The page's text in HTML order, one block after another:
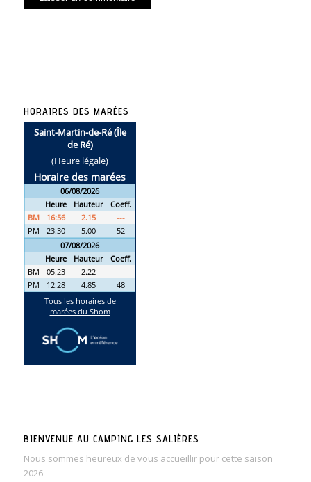
HORAIRES DES MARÉES
BIENVENUE AU CAMPING LES SALIÈRES
Nous sommes heureux de vous accueillir pour cette saison
2026